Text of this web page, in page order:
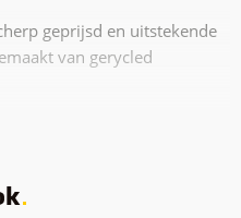
geprijsd en uitstekende
van gerycled